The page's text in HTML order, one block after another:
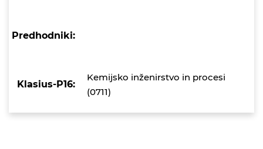
Predhodniki:
Klasius-P16:
Kemijsko inženirstvo in procesi
(0711)